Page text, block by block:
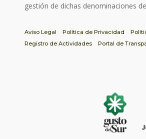
gestión de dichas denominaciones
Aviso Legal Política de Privacidad
Registro de Actividades
Portal de